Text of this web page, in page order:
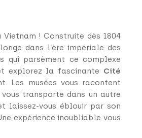
! Construite dès 1804
dans l’ère impériale des
parsèment ce complexe
explorez la fascinante Cité
Les musées vous racontent
transporte dans un autre
laissez-vous éblouir par son
expérience inoubliable vous